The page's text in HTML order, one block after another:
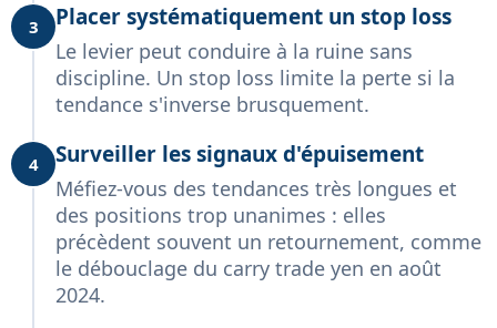
3 Placer systématiquement un stop loss
Le levier peut conduire à la ruine sans
discipline. Un stop loss limite la perte si la
tendance s'inverse brusquement.
4 Surveiller les signaux d'épuisement
Méfiez-vous des tendances très longues et
des positions trop unanimes : elles
précèdent souvent un retournement, comme
le débouclage du carry trade yen en août
2024.